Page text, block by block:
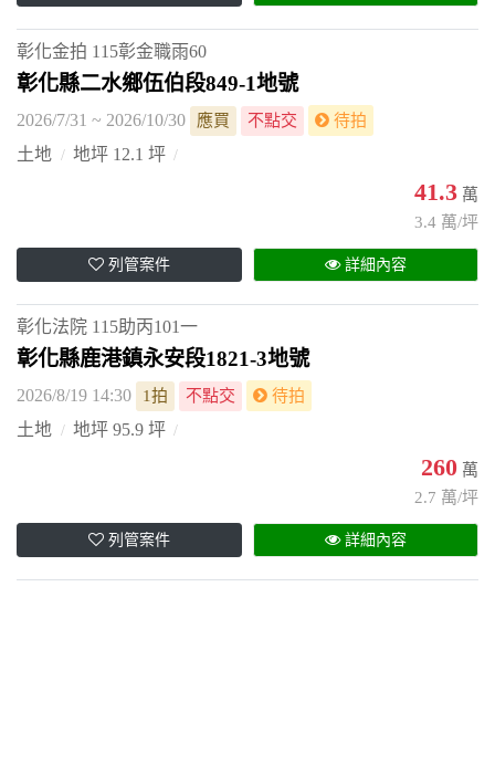
彰化金拍 115彰金職雨60
彰化縣二水鄉伍伯段849-1地號
2026/7/31 ~ 2026/10/30 應買 不點交 待拍
土地 地坪 12.1 坪
41.3 萬
3.4 萬/坪
列管案件 詳細內容
彰化法院 115助丙101一
彰化縣鹿港鎮永安段1821-3地號
2026/8/19 14:30 1拍 不點交 待拍
土地 地坪 95.9 坪
260 萬
2.7 萬/坪
列管案件 詳細內容